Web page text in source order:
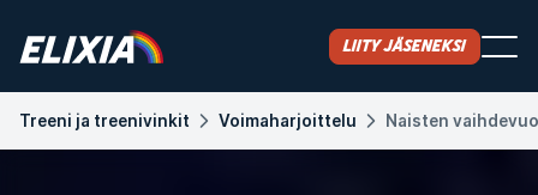
Liity jäseneksi
Treeni ja treenivinkit Voimaharjoittelu Naisten